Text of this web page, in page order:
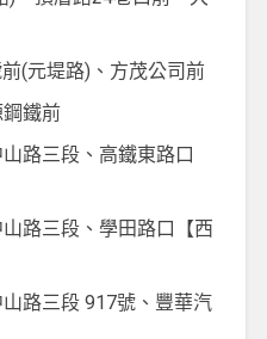
(元堤路)、方茂公司前
鐵前
路三段、高鐵東路口
路三段、學田路口【西
路三段 917號、豐華汽